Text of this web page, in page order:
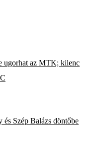
ugorhat az MTK; kilenc
Szép Balázs döntőbe